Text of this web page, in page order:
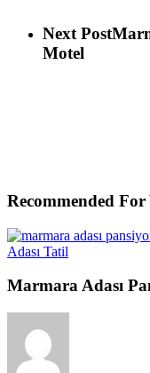
Next Post
Motel
Recommended For
Adası Tatil
Marmara Adası